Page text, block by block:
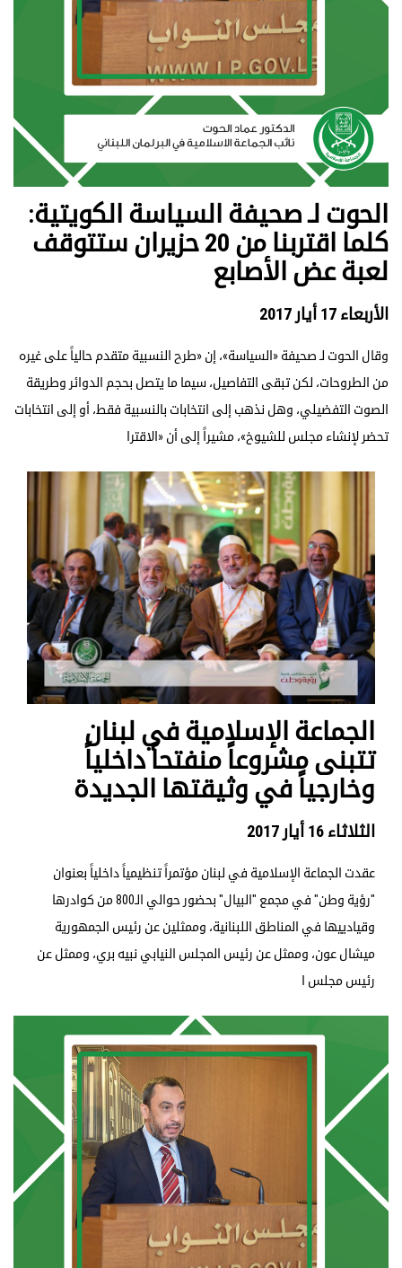
الحوت لـ صحيفة السياسة الكويتية:
كلما اقتربنا من 20 حزيران ستتوقف
لعبة عض الأصابع
الأربعاء 17 أيار 2017
وقال الحوت لـ صحيفة «السياسة»، إن «طرح النسبية متقدم حالياً على غيره
من الطروحات، لكن تبقى التفاصيل، سيما ما يتصل بحجم الدوائر وطريقة
الصوت التفضيلي، وهل نذهب إلى انتخابات بالنسبية فقط، أو إلى انتخابات
تحضر لإنشاء مجلس للشيوخ»، مشيراً إلى أن «الاقترا
الجماعة الإسلامية في لبنان
تتبنى مشروعاً منفتحاً داخلياً
وخارجياً في وثيقتها الجديدة
الثلاثاء 16 أيار 2017
عقدت الجماعة الإسلامية في لبنان مؤتمراً تنظيمياً داخلياً بعنوان
"رؤية وطن" في مجمع "البيال" بحضور حوالي الـ800 من كوادرها
وقيادييها في المناطق اللبنانية، وممثلين عن رئيس الجمهورية
ميشال عون، وممثل عن رئيس المجلس النيابي نبيه بري، وممثل عن
رئيس مجلس ا